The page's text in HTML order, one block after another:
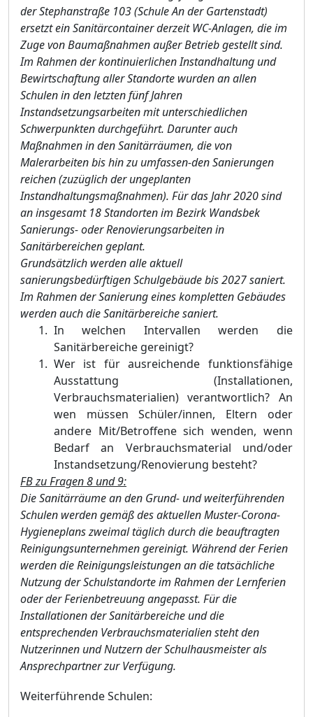
der Stephanstraße 103 (Schule An der Gartenstadt)
ersetzt ein Sanitärcontainer derzeit WC-Anlagen, die im
Zuge von Baumaßnahmen außer Betrieb gestellt sind.
Im Rahmen der kontinuierlichen Instandhaltung und
Bewirtschaftung aller Standorte wurden an allen
Schulen in den letzten fünf Jahren
Instandsetzungsarbeiten mit unterschiedlichen
Schwerpunkten durchgeführt. Darunter auch
Maßnahmen in den Sanitärräumen, die von
Malerarbeiten bis hin zu umfassen-den Sanierungen
reichen (zuzüglich der ungeplanten
Instandhaltungsmaßnahmen). Für das Jahr 2020 sind
an insgesamt 18 Standorten im Bezirk Wandsbek
Sanierungs- oder Renovierungsarbeiten in
Sanitärbereichen geplant.
Grundsätzlich werden alle aktuell
sanierungsbedürftigen Schulgebäude bis 2027 saniert.
Im Rahmen der Sanierung eines kompletten Gebäudes
werden auch die Sanitärbereiche saniert.
In welchen Intervallen werden die
Sanitärbereiche gereinigt?
Wer ist für ausreichende funktionsfähige
Ausstattung (Installationen,
Verbrauchsmaterialien) verantwortlich? An
wen müssen Schüler/innen, Eltern oder
andere Mit/Betroffene sich wenden, wenn
Bedarf an Verbrauchsmaterial und/oder
Instandsetzung/Renovierung besteht?
FB zu Fragen 8 und9:
Die Sanitärräume an den Grund- und weiterführenden
Schulen werden gemäß des aktuellen Muster-Corona-
Hygieneplans zweimal täglich durch die beauftragten
Reinigungsunternehmen gereinigt. Während der Ferien
werden die Reinigungsleistungen an die tatsächliche
Nutzung der Schulstandorte im Rahmen der Lernferien
oder der Ferienbetreuung angepasst. Für die
Installationen der Sanitärbereiche und die
entsprechenden Verbrauchsmaterialien steht den
Nutzerinnen und Nutzern der Schulhausmeister als
Ansprechpartner zur Verfügung.
Weiterführende Schulen: